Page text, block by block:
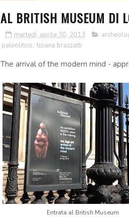
AL BRITISH MUSEUM DI
martedì, aprile 30, 2013
paleolitico, tiziana brazzatti
The arrival of the modern mind -
Entrata al British Museum